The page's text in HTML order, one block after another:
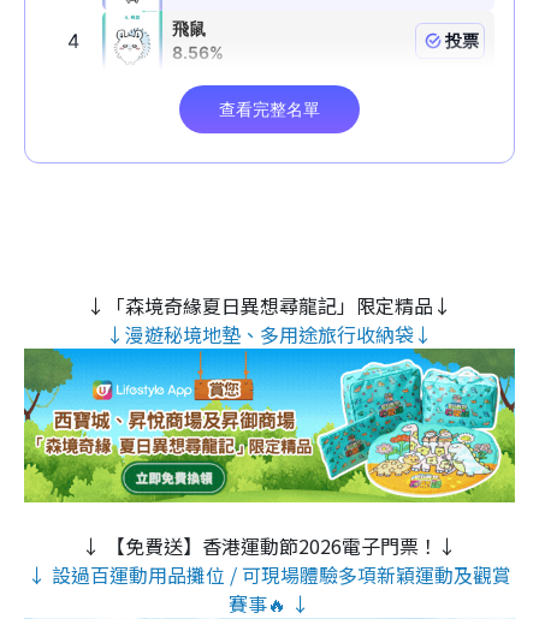
↓「森境奇緣夏日異想尋龍記」限定精品↓
↓漫遊秘境地墊、多用途旅行收納袋↓
↓ 【免費送】香港運動節2026電子門票！↓
↓ 設過百運動用品攤位 / 可現場體驗多項新穎運動及觀賞
賽事🔥 ↓